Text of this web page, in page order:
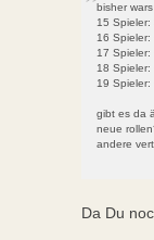
bisher
15 Spieler:
16 Spieler:
17 Spieler:
18 Spieler:
19 Spieler:
gibt es da
neue
andere
Da Du